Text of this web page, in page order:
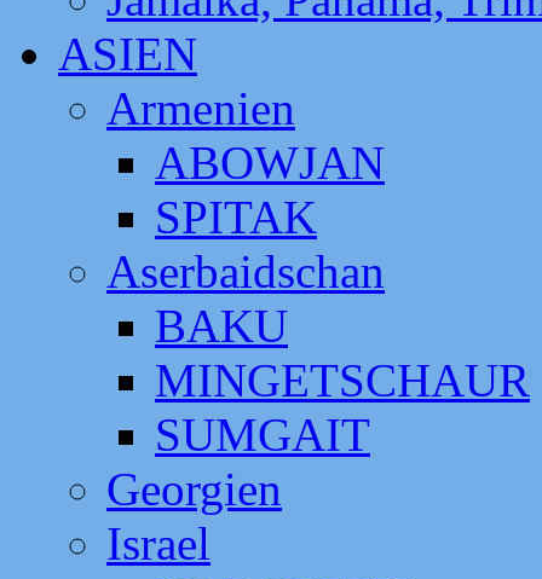
ASIEN
Armenien
ABOWJAN
SPITAK
Aserbaidschan
BAKU
MINGETSCHAUR
SUMGAIT
Georgien
Israel